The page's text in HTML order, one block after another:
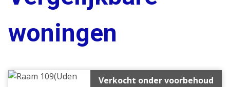
woningen
Verkocht onder voorbehoud